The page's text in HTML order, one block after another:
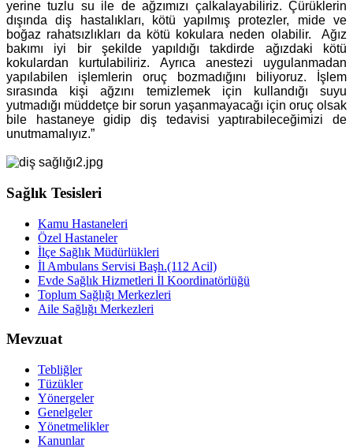
yerine tuzlu su ile de ağzımızı çalkalayabiliriz. Çürüklerin
dışında diş hastalıkları, kötü yapılmış protezler, mide ve
boğaz rahatsızlıkları da kötü kokulara neden olabilir. Ağız
bakımı iyi bir şekilde yapıldığı takdirde ağızdaki kötü
kokulardan kurtulabiliriz. Ayrıca anestezi uygulanmadan
yapılabilen işlemlerin oruç bozmadığını biliyoruz. İşlem
sırasında kişi ağzını temizlemek için kullandığı suyu
yutmadığı müddetçe bir sorun yaşanmayacağı için oruç olsak
bile hastaneye gidip diş tedavisi yaptırabileceğimizi de
unutmamalıyız.”
Sağlık Tesisleri
Kamu Hastaneleri
Özel Hastaneler
İlçe Sağlık Müdürlükleri
İl Ambulans Servisi Başh.(112 Acil)
Evde Sağlık Hizmetleri İl Koordinatörlüğü
Toplum Sağlığı Merkezleri
Aile Sağlığı Merkezleri
Mevzuat
Tebliğler
Tüzükler
Yönergeler
Genelgeler
Yönetmelikler
Kanunlar